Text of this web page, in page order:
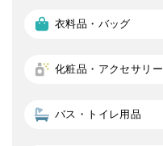
衣料品・バッグ
化粧品・アクセサリー
バス・トイレ用品